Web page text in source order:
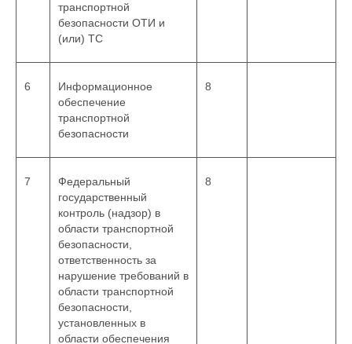
транспортной
безопасности ОТИ и
(или) ТС
6
Информационное
обеспечение
транспортной
безопасности
8
7
Федеральный
государственный
контроль (надзор) в
области транспортной
безопасности,
ответственность за
нарушение требований в
области транспортной
безопасности,
установленных в
области обеспечения
8